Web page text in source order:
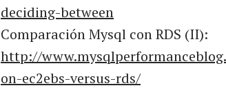
deciding-between
Comparación Mysql con RDS (II):
http://
on-ec2ebs-versus-rds/